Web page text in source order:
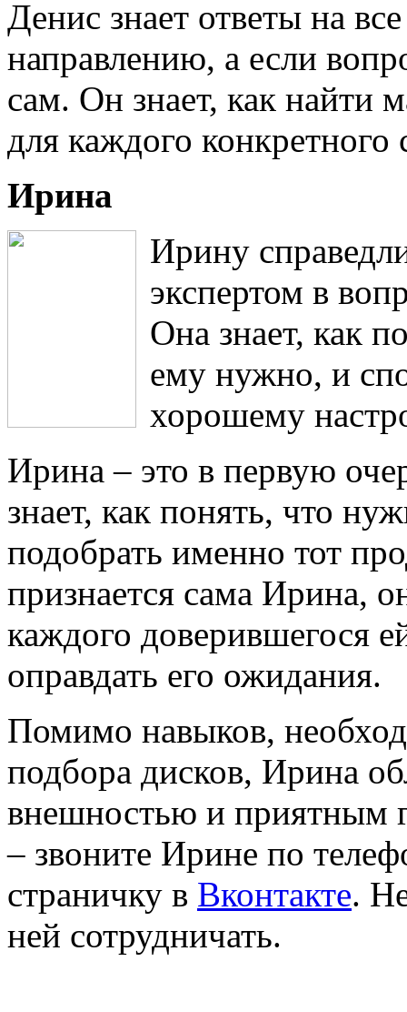
Денис знает ответы на
направлению, а если
сам. Он знает, как найти
для каждого конкретного
Ирина
Ирину
экспертом в
Она знает, как
ему нужно, и
хорошему
Ирина – это в первую
знает, как понять, что
подобрать именно тот
признается сама Ирина,
каждого доверившегося
оправдать его ожидания.
Помимо навыков,
подбора дисков, Ирина
внешностью и приятным
– звоните Ирине по
страничку в Вконтакте.
ней сотрудничать.